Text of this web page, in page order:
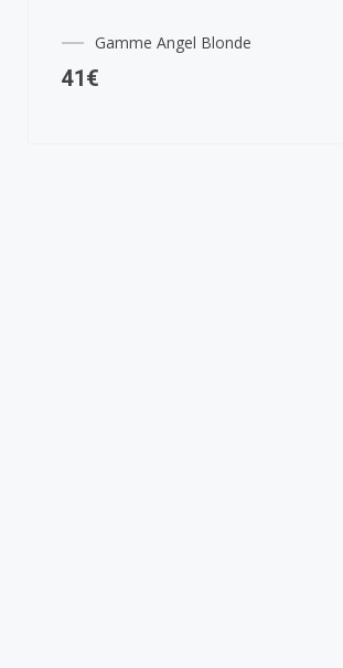
Gamme Angel Blonde
41€